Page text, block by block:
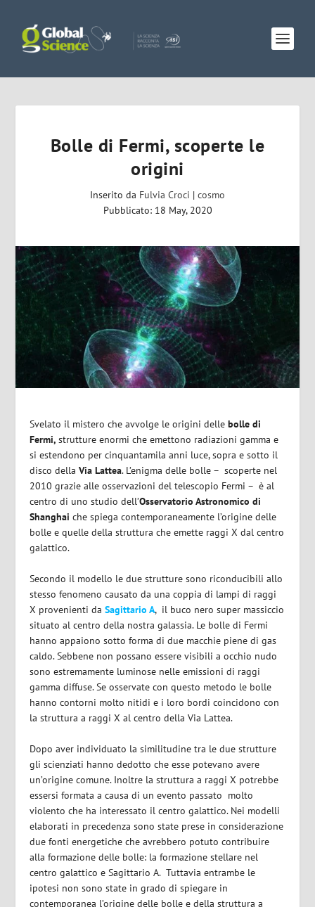
Bolle di Fermi, scoperte le
origini
Inserito da Fulvia Croci | cosmo
Pubblicato: 18 May, 2020
Svelato il mistero che avvolge le origini dellebolle di
Fermi,strutture enormi che emettono radiazioni gamma e
si estendono per cinquantamila anni luce, sopra e sotto il
disco dellaVia Lattea. L’enigma delle bolle – scoperte nel
2010 grazie alle osservazioni del telescopio Fermi – è al
centro di uno studio dell’Osservatorio Astronomico di
Shanghai che spiega contemporaneamente l’origine delle
bolle e quelle della struttura che emette raggi X dal centro
galattico.
Secondo il modello le due strutture sono riconducibili allo
stesso fenomeno causato da una coppia di lampi di raggi
X provenienti daSagittario A, il buco nero super massiccio
situato al centro della nostra galassia. Le bolle di Fermi
hanno appaiono sotto forma di due macchie piene di gas
caldo. Sebbene non possano essere visibili a occhio nudo
sono estremamente luminose nelle emissioni di raggi
gamma diffuse. Se osservate con questo metodo le bolle
hanno contorni molto nitidi e i loro bordi coincidono con
la struttura a raggi X al centro della Via Lattea.
Dopo aver individuato la similitudine tra le due strutture
gli scienziati hanno dedotto che esse potevano avere
un’origine comune. Inoltre la struttura a raggi X potrebbe
essersi formata a causa di un evento passato molto
violento che ha interessato il centro galattico. Nei modelli
elaborati in precedenza sono state prese in considerazione
due fonti energetiche che avrebbero potuto contribuire
alla formazione delle bolle: la formazione stellare nel
centro galattico e Sagittario A. Tuttavia entrambe le
ipotesi non sono state in grado di spiegare in
contemporanea l’origine delle bolle e della struttura a